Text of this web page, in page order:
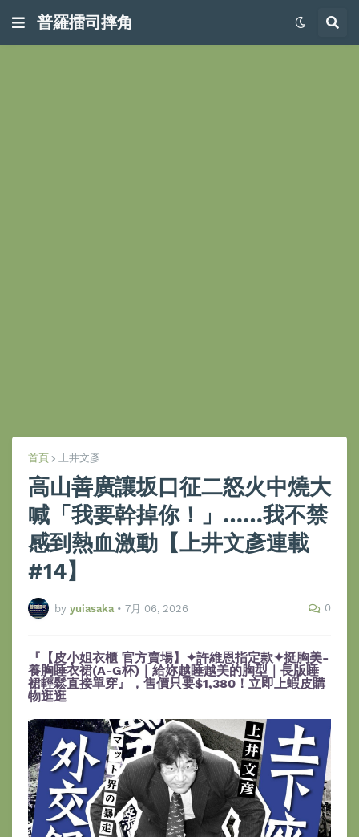
普羅擂司摔角
首頁 上井文彥
高山善廣讓坂口征二怒火中燒大
喊「我要幹掉你！」……我不禁
感到熱血激動【上井文彥連載
#14】
by yuiasaka • 7月 06, 2026 0
『【皮小姐衣櫃 官方賣場】✦許維恩指定款✦挺胸美-
養胸睡衣裙(A-G杯)｜給妳越睡越美的胸型｜長版睡
裙輕鬆直接單穿』，售價只要$1,380！立即上蝦皮購
物逛逛